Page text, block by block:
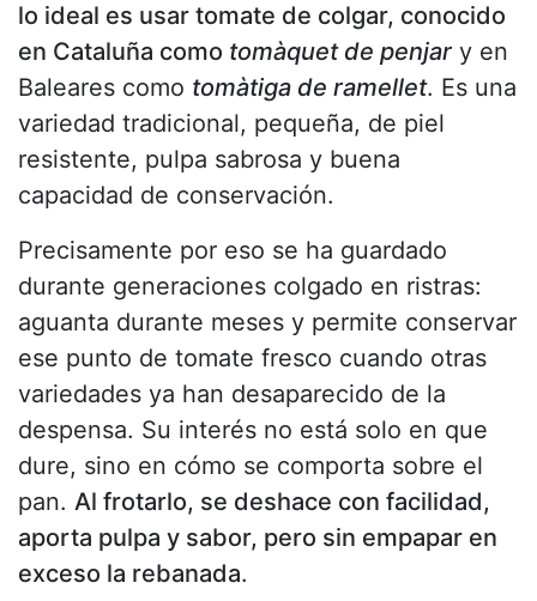
lo ideal es usar tomate de colgar, conocido
en Cataluña como tomàquet de penjar y en
Baleares como tomàtiga de ramellet. Es una
variedad tradicional, pequeña, de piel
resistente, pulpa sabrosa y buena
capacidad de conservación.
Precisamente por eso se ha guardado
durante generaciones colgado en ristras:
aguanta durante meses y permite conservar
ese punto de tomate fresco cuando otras
variedades ya han desaparecido de la
despensa. Su interés no está solo en que
dure, sino en cómo se comporta sobre el
pan. Al frotarlo, se deshace con facilidad,
aporta pulpa y sabor, pero sin empapar en
exceso la rebanada.